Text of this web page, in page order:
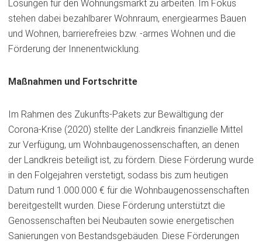
Lösungen für den Wohnungsmarkt zu arbeiten. Im Fokus
stehen dabei bezahlbarer Wohnraum, energiearmes Bauen
und Wohnen, barrierefreies bzw. -armes Wohnen und die
Förderung der Innenentwicklung.
Maßnahmen und Fortschritte
Im Rahmen des Zukunfts-Pakets zur Bewältigung der
Corona-Krise (2020) stellte der Landkreis finanzielle Mittel
zur Verfügung, um Wohnbaugenossenschaften, an denen
der Landkreis beteiligt ist, zu fördern. Diese Förderung wurde
in den Folgejahren verstetigt, sodass bis zum heutigen
Datum rund 1.000.000 € für die Wohnbaugenossenschaften
bereitgestellt wurden. Diese Förderung unterstützt die
Genossenschaften bei Neubauten sowie energetischen
Sanierungen von Bestandsgebäuden. Diese Förderungen